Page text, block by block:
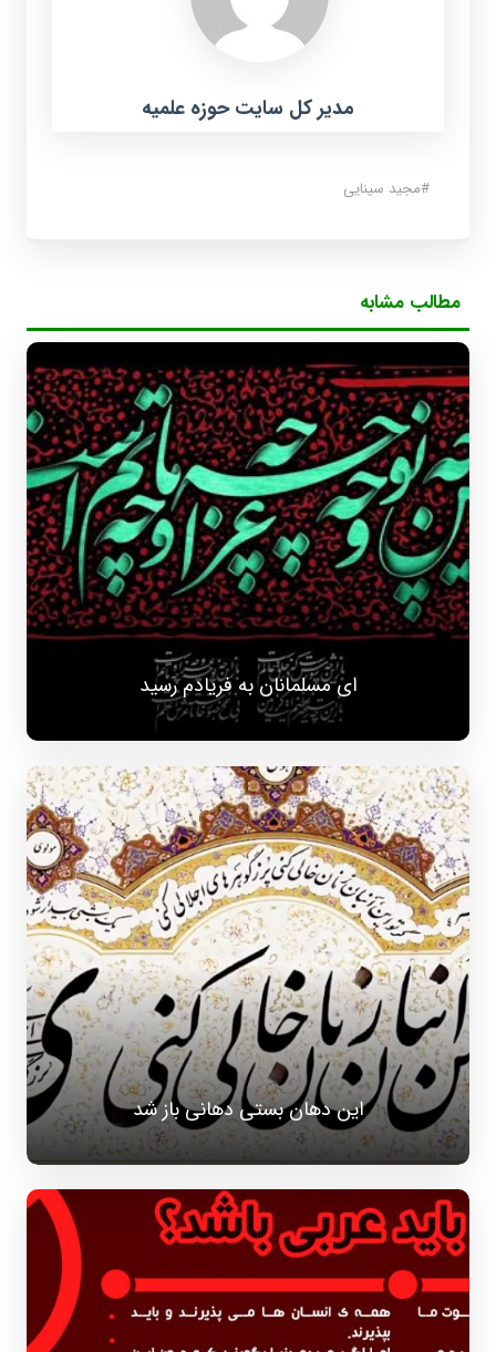
مدیر کل سایت حوزه علمیه
#مجید سینایی
مطالب مشابه
ای مسلمانان به فریادم رسید
این دهان بستی دهانی باز شد